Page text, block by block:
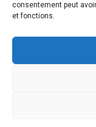
consentement peut
et fonctions.
MENTIONS
Copyright ©